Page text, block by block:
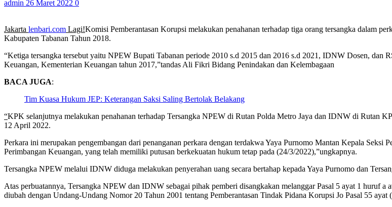
admin 26 Maret 2022 0
Jakarta lenbari.com Lagi!Komisi Pemberantasan Korupsi melakukan penahanan terhadap tiga orang tersangka dalam
Kabupaten Tabanan Tahun 2018.
“Ketiga tersangka tersebut yaitu NPEW Bupati Tabanan periode 2010 s.d 2015 dan 2016 s.d 2021, IDNW Dosen, dan
Keuangan, Kementerian Keuangan tahun 2017,”tandas Ali Fikri Bidang Penindakan dan Kelembagaan
BACA JUGA:
Tim Kuasa Hukum JEP: Keterangan Saksi Saling Bertolak Belakang
“KPK selanjutnya melakukan penahanan terhadap Tersangka NPEW di Rutan Polda Metro Jaya dan IDNW di Rutan
12 April 2022.
Perkara ini merupakan pengembangan dari penanganan perkara dengan terdakwa Yaya Purnomo Mantan Kepala Seksi
Perimbangan Keuangan, yang telah memiliki putusan berkekuatan hukum tetap pada (24/3/2022),”ungkapnya.
Tersangka NPEW melalui IDNW diduga melakukan penyerahan uang secara bertahap kepada Yaya Purnomo dan
Atas perbuatannya, Tersangka NPEW dan IDNW sebagai pihak pemberi disangkakan melanggar Pasal 5 ayat 1 huruf
diubah dengan Undang-Undang Nomor 20 Tahun 2001 tentang Pemberantasan Tindak Pidana Korupsi Jo Pasal 55